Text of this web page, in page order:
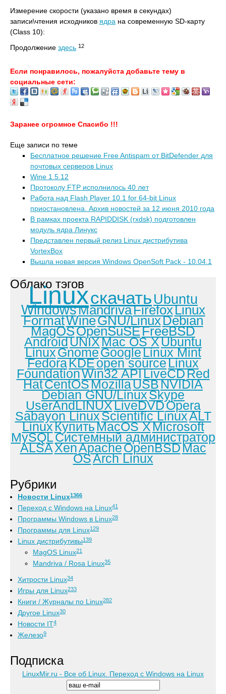
Измерение скорости (указано время в секундах)
записи\чтения исходников ядра на современную SD-карту
(Class 10):
Продолжение здесь 12
Если понравилось, пожалуйста добавьте тему в
социальные сети:
Заранее огромное Спасибо !!!
Еще записи по теме
Бесплатное решение Free Antispam от BitDefender для
почтовых серверов Linux
Wine 1.5.12
Протоколу FTP исполнилось 40 лет
Работа над Flash Player 10.1 for 64-bit Linux
приостановлена. Архив новостей за 12 июня 2010 года
В рамках проекта RAPIDDISK (rxdsk) подготовлен
модуль ядра Линукс
Представлен первый релиз Linuх дистрибутива
VortexBox
Вышла новая версия Windows OpenSoft Pack - 10.04.1
Облако тэгов
Linuxскачать Ubuntu
WindowsMandrivaFirefoxLinux
FormatWineGNU/LinuxDebian
MagOSOpenSuSEFreeBSD
AndroidUNIXMac OS XUbuntu
LinuxGnomeGoogleLinux Mint
FedoraKDEopen sourceLinux
FoundationWin32 APILiveCDRed
HatCentOSMozillaUSBNVIDIA
Debian GNU/LinuxSkype
UserAndLINUXLiveDVDOpera
Sabayon LinuxScientific LinuxALT
LinuxКупитьMacOS XMicrosoft
MySQLСистемный администратор
ALSAXenApacheOpenBSDMac
OSArch Linux
Рубрики
Новости Linux1366
Переход с Windows на Linux41
Программы Windows в Linux28
Программы для Linux129
Linux дистрибутивы139
MagOS Linux21
Mandriva / Rosa Linux35
Хитрости Linux34
Игры для Linux233
Книги / Журналы по Linux282
Другое Linux30
Новости IT4
Железо9
Подписка
LinuxMir.ru - Все об Linux. Переход с Windows на Linux